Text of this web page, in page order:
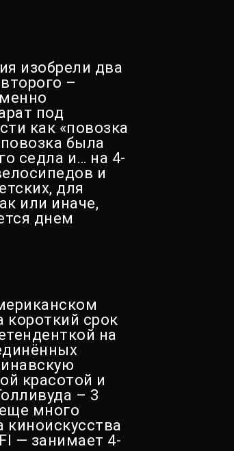
изобрели два
–
под
как «повозка
была
седла и… на 4-
и
для
или иначе,
днем
короткий срок
на
красотой и
– 3
много
киноискусства
— занимает 4-